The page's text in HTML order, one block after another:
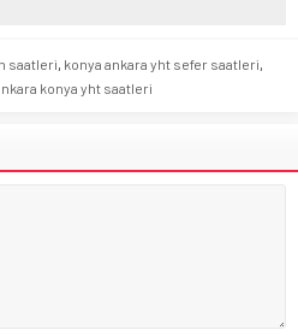
saatleri konya ankara yht sefer saatleri
konya yht saatleri